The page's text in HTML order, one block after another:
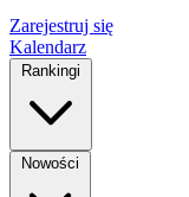
Zarejestruj się
Kalendarz
Rankingi
Nowości